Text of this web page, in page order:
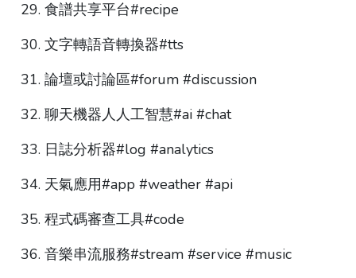
食譜共享平台#recipe
文字轉語音轉換器#tts
論壇或討論區#forum #discussion
聊天機器人人工智慧#ai #chat
日誌分析器#log #analytics
天氣應用#app #weather #api
程式碼審查工具#code
音樂串流服務#stream #service #music